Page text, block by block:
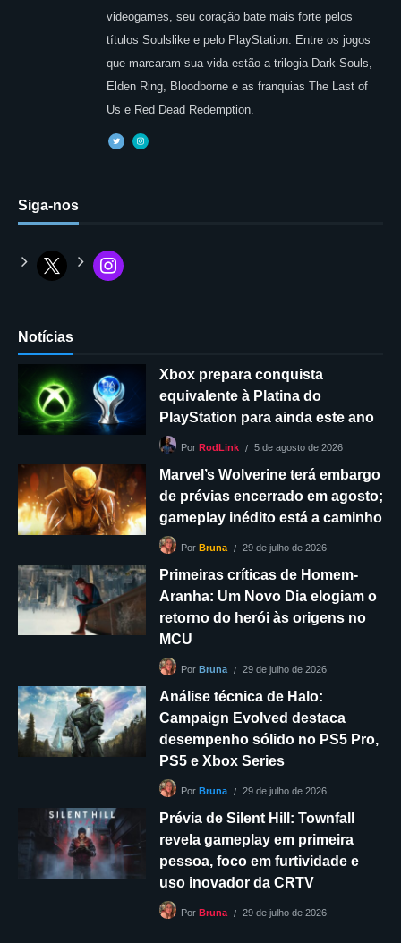
videogames, seu coração bate mais forte pelos
títulos Soulslike e pelo PlayStation. Entre os jogos
que marcaram sua vida estão a trilogia Dark Souls,
Elden Ring, Bloodborne e as franquias The Last of
Us e Red Dead Redemption.
Siga-nos
Notícias
Xbox prepara conquista
equivalente à Platina do
PlayStation para ainda este ano
Por RodLink 5 de agosto de 2026
Marvel’s Wolverine terá embargo
de prévias encerrado em agosto;
gameplay inédito está a caminho
Por Bruna 29 de julho de 2026
Primeiras críticas de Homem-
Aranha: Um Novo Dia elogiam o
retorno do herói às origens no
MCU
Por Bruna 29 de julho de 2026
Análise técnica de Halo:
Campaign Evolved destaca
desempenho sólido no PS5 Pro,
PS5 e Xbox Series
Por Bruna 29 de julho de 2026
Prévia de Silent Hill: Townfall
revela gameplay em primeira
pessoa, foco em furtividade e
uso inovador da CRTV
Por Bruna 29 de julho de 2026